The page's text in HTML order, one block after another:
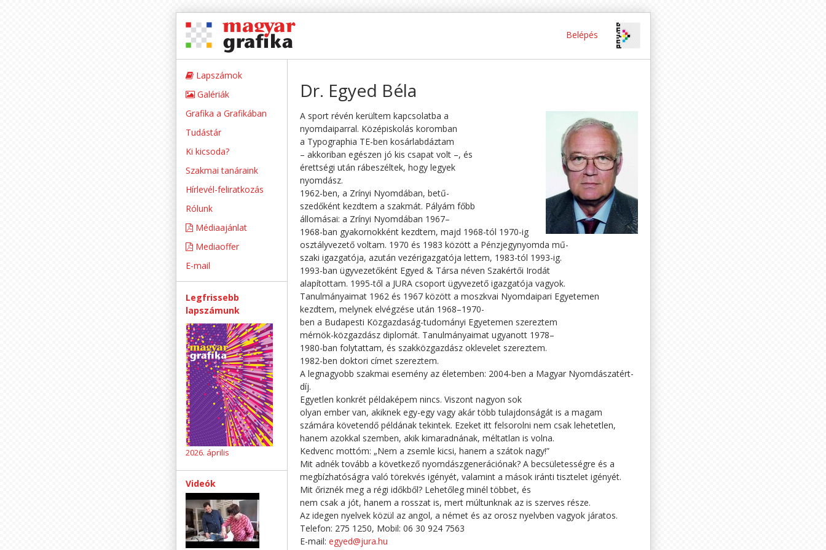
Belépés
Dr. Egyed Béla
A sport révén kerültem kapcsolatba a
nyomdaiparral. Középiskolás koromban
a Typographia TE-ben kosárlabdáztam
– akkoriban egészen jó kis csapat volt –, és
érettségi után rábeszéltek, hogy legyek
nyomdász.
1962-ben, a Zrínyi Nyomdában, betű-
szedőként kezdtem a szakmát. Pályám főbb
állomásai: a Zrínyi Nyomdában 1967–
1968-ban gyakornokként kezdtem, majd 1968-tól 1970-ig
osztályvezető voltam. 1970 és 1983 között a Pénzjegynyomda mű-
szaki igazgatója, azután vezérigazgatója lettem, 1983-tól 1993-ig.
1993-ban ügyvezetőként Egyed & Társa néven Szakértői Irodát
alapítottam. 1995-től a JURA csoport ügyvezető igazgatója vagyok.
Tanulmányaimat 1962 és 1967 között a moszkvai Nyomdaipari Egyetemen
kezdtem, melynek elvégzése után 1968–1970-
ben a Budapesti Közgazdaság-tudományi Egyetemen szereztem
mérnök-közgazdász diplomát. Tanulmányaimat ugyanott 1978–
1980-ban folytattam, és szakközgazdász oklevelet szereztem.
1982-ben doktori címet szereztem.
A legnagyobb szakmai esemény az életemben: 2004-ben a Magyar Nyomdászatért-
díj.
Egyetlen konkrét példaképem nincs. Viszont nagyon sok
olyan ember van, akiknek egy-egy vagy akár több tulajdonságát is a magam
számára követendő példának tekintek. Ezeket itt felsorolni nem csak lehetetlen,
hanem azokkal szemben, akik kimaradnának, méltatlan is volna.
Kedvenc mottóm: „Nem a zsemle kicsi, hanem a szátok nagy!”
Mit adnék tovább a következő nyomdászgenerációnak? A becsületességre és a
megbízhatóságra való törekvés igényét, valamint a mások iránti tisztelet igényét.
Mit őriznék meg a régi időkből? Lehetőleg minél többet, és
nem csak a jót, hanem a rosszat is, mert múltunknak az is szerves része.
Az idegen nyelvek közül az angol, a német és az orosz nyelvben vagyok járatos.
Telefon: 275 1250, Mobil: 06 30 924 7563
E-mail: egyed@jura.hu
Lapszámok
Galériák
Grafika a Grafikában
Tudástár
Ki kicsoda?
Szakmai tanáraink
Hírlevél-feliratkozás
Rólunk
Médiaajánlat
Mediaoffer
E-mail
Legfrissebb
lapszámunk
2026. április
Videók